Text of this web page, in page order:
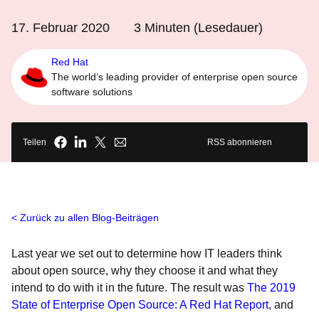
17. Februar 2020 3 Minuten (Lesedauer)
Red Hat
The world’s leading provider of enterprise open source
software solutions
Teilen RSS abonnieren
Zurück zu allen Blog-Beiträgen
Last year we set out to determine how IT leaders think
about open source, why they choose it and what they
intend to do with it in the future. The result was The 2019
State of Enterprise Open Source: A Red Hat Report, and